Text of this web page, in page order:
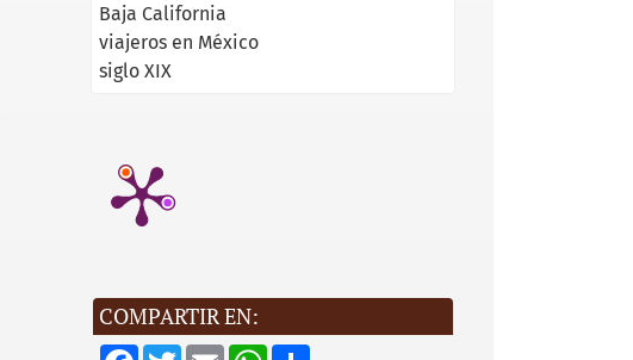
Baja Ca­lifornia
viajeros en México
siglo XIX
COMPARTIR EN:
F T E W